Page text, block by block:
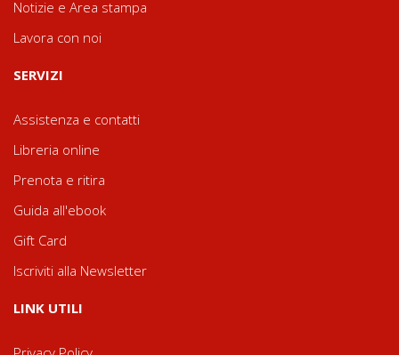
Notizie e Area stampa
Lavora con noi
SERVIZI
Assistenza e contatti
Libreria online
Prenota e ritira
Guida all'ebook
Gift Card
Iscriviti alla Newsletter
LINK UTILI